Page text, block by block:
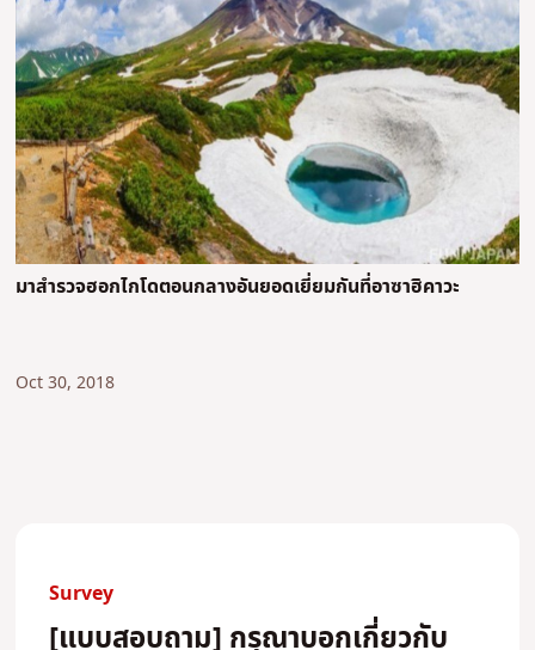
มาสำรวจฮอกไกโดตอนกลางอันยอดเยี่ยมกันที่อาซาฮิคาวะ
Oct 30, 2018
Survey
[แบบสอบถาม] กรุณาบอกเกี่ยวกับ